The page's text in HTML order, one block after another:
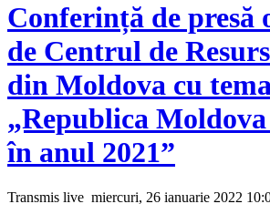
Conferință de presă
de Centrul de
din Moldova cu
„Republica
în anul 2021”
Transmis live miercuri, 26 ianuarie 2022